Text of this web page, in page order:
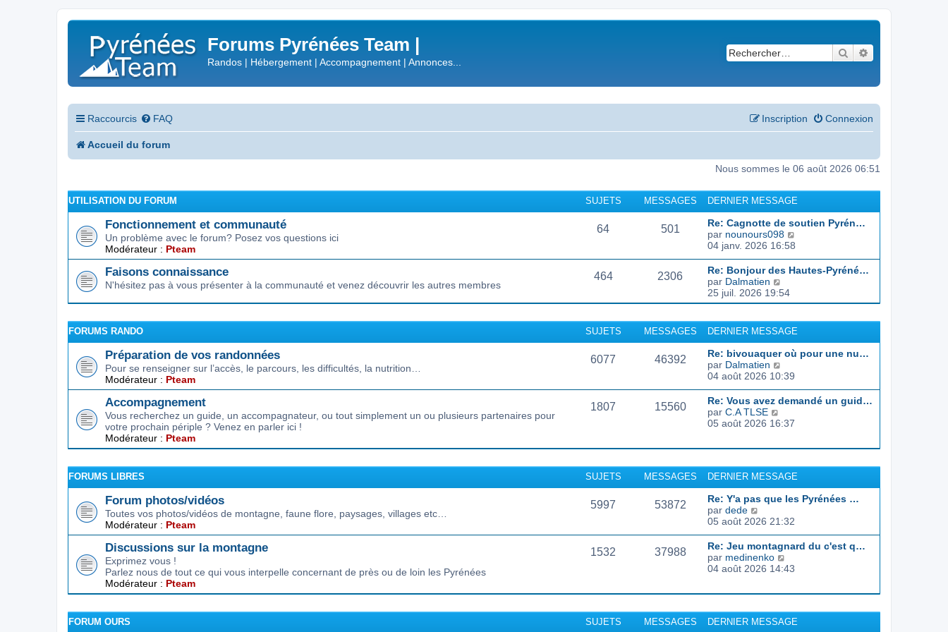
Forums Pyrénées Team |
Randos | Hébergement | Accompagnement | Annonces...
Rechercher
Raccourcis FAQ Connexion
Inscription
Accueil du forum
Nous sommes le 06 août 2026 06:51
UTILISATION DU FORUM SUJETS MESSAGES DERNIER MESSAGE
Fonctionnement et communauté
Un problème avec le forum? Posez vos questions ici
Modérateur : Pteam
64 501
Re: Cagnotte de soutien Pyrén…
par nounours098
s
t
r
l
e
d
n
i
e
s
a
e
04 janv. 2026 16:58
Faisons connaissance
N'hésitez pas à vous présenter à la communauté et venez découvrir les autres membres
464 2306
Re: Bonjour des Hautes-Pyréné…
par Dalmatien
o
n
u
l
e
r
l
e
d
r
i
r
e
s
e
25 juil. 2026 19:54
FORUMS RANDO SUJETS MESSAGES DERNIER MESSAGE
Préparation de vos randonnées
Pour se renseigner sur l’accès, le parcours, les difficultés, la nutrition…
Modérateur : Pteam
6077 46392
Re: bivouaquer où pour une nu…
par Dalmatien
o
s
l
l
e
d
e
n
i
e
r
m
a
g
04 août 2026 10:39
Accompagnement
Vous recherchez un guide, un accompagnateur, ou tout simplement un ou plusieurs partenaires pour
votre prochain périple ? Venez en parler ici !
Modérateur : Pteam
1807 15560
Re: Vous avez demandé un guid…
par C.A TLSE
o
l
t
e
r
e
d
e
r
n
e
m
e
05 août 2026 16:37
FORUMS LIBRES SUJETS MESSAGES DERNIER MESSAGE
Forum photos/vidéos
Toutes vos photos/vidéos de montagne, faune flore, paysages, villages etc…
Modérateur : Pteam
5997 53872
Re: Y'a pas que les Pyrénées …
par dede
o
s
u
l
l
e
05 août 2026 21:32
Discussions sur la montagne
Exprimez vous !
Parlez nous de tout ce qui vous interpelle concernant de près ou de loin les Pyrénées
Modérateur : Pteam
1532 37988
Re: Jeu montagnard du c'est q…
par medinenko
o
l
t
04 août 2026 14:43
FORUM OURS SUJETS MESSAGES DERNIER MESSAGE